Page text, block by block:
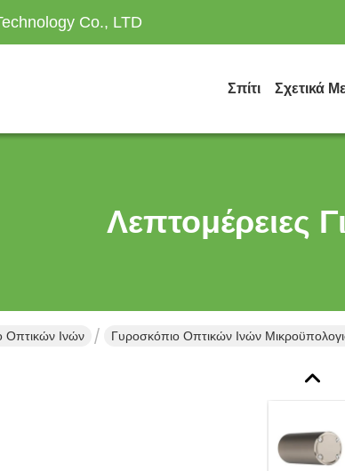
Co., LTD
Σπίτι Σχετικά
Λεπτομέρειες
Οπτικών Ινών Γυροσκόπιο Οπτικών Ινών